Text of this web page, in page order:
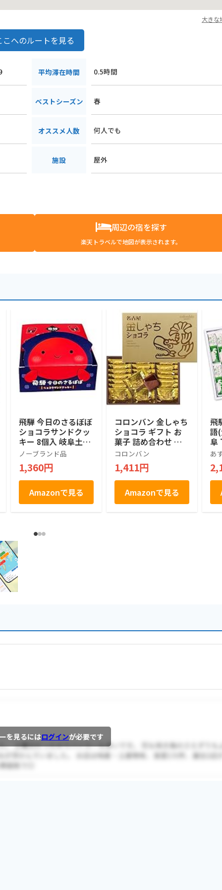
大きな
こへのルートを見る
平均滞在時間 0.5時間
ベストシーズン 春
オススメ人数 何人でも
施設 屋外
周辺の宿を探す
楽天トラベルで地図が表示されます。
飛騨 今日のさるぼぼ
ショコラサンドクッ
キー 8個入 岐阜土産
さるぼぼ (1箱)
ノーブランド品
1,360円
Amazonで見る
コロンバン 金しゃち
ショコラ ギフト お
菓子 詰め合わせ 個
包装 土産 お菓子 ス
イーツ 銘店 ラング
ドシャ 21枚入り
コロンバン
1,411円
Amazonで見る
飛
語
阜
あ
を見るにはログインが必要です